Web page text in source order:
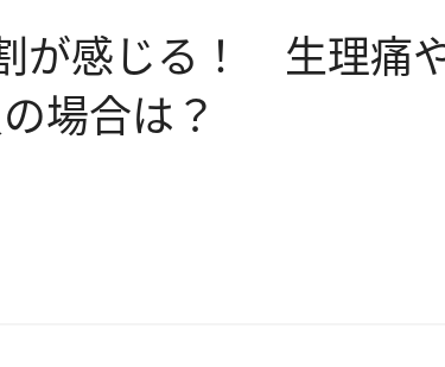
が感じる！ 生理痛
場合は？